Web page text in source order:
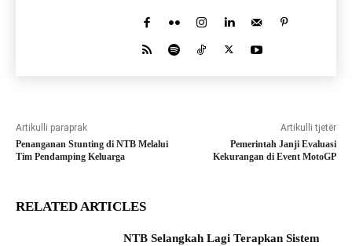
Artikulli paraprak
Penanganan Stunting di NTB Melalui
Tim Pendamping Keluarga
Artikulli tjetër
Pemerintah Janji Evaluasi
Kekurangan di Event MotoGP
RELATED ARTICLES
NTB Selangkah Lagi Terapkan Sistem